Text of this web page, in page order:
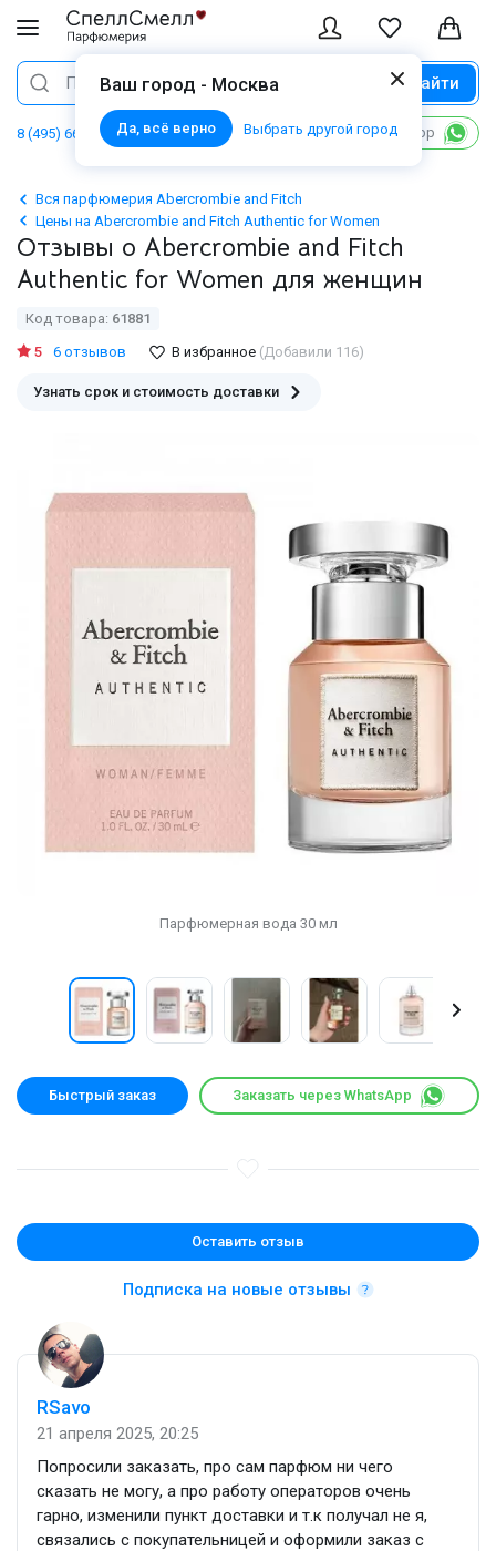
Ваш город - Москва
Да, всё верно Выбрать другой город
Поиск Найти
8 (495) 668 06 02 Написать в WhatsApp
Вся парфюмерия Abercrombie and Fitch
Цены на Abercrombie and Fitch Authentic for Women
Отзывы о Abercrombie and Fitch
Authentic for Women для женщин
Код товара: 61881
5
6 отзывов В избранное (Добавили 116)
Узнать срок и стоимость доставки
Парфюмерная вода 30 мл
Быстрый заказ Заказать через WhatsApp
Оставить отзыв
Подписка на новые отзывы
RSavo
21 апреля 2025, 20:25
Попросили заказать, про сам парфюм ни чего
сказать не могу, а про работу операторов очень
гарно, изменили пункт доставки и т.к получал не я,
связались с покупательницей и оформили заказ с